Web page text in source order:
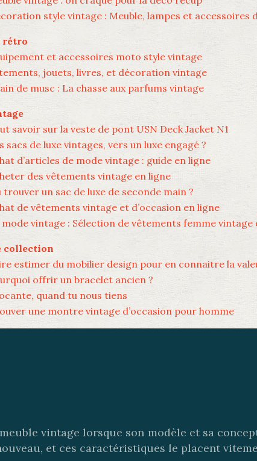
style vintage : Meuble, lampes et accessoires
rétro
et accessoires moto style vintage
jouets, livres, et décoration vintage
de musc : La chasse aux parfums vintage
savoir sur la veste de pont USN Deck Jacket N1
sacs de luxe vintages, vers un luxe engagé ?
d’articles de mode vintage : guide en ligne
des vêtements vintage en ligne
trouver un sac de luxe de seconde main ?
de vêtements vintage et d’occasion en ligne
mode vintage : Sélection de vêtements femme vintage
collection
estimer du mobilier design pour en connaitre la
offrir un bracelet ancien ?
quand tu nous tiens
une montre vintage d’occasion pour homme
vintage lorsque son modèle et sa
et ces caractéristiques le placent